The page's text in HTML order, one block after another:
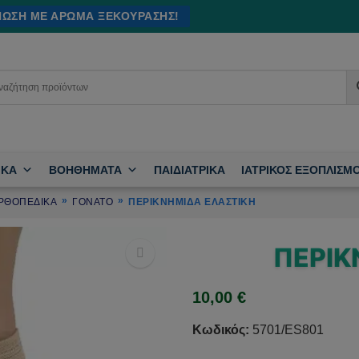
ΜΕ ΆΡΩΜΑ ΞΕΚΟΎΡΑΣΗΣ!
ΒΟΗΘΗΜΑΤΑ ΠΑΙΔΙΑΤΡΙΚΑ ΙΑΤΡΙΚΟΣ
ΓΟΝΑΤΟ ΠΕΡΙΚΝΗΜΊΔΑ ΕΛΑΣΤΙΚΉ
10,00 €
Κωδικός: 5701/ES801